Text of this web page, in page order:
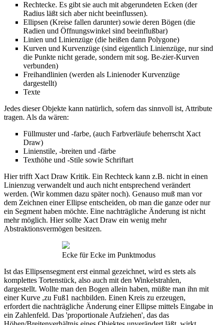
Rechtecke. Es gibt sie auch mit abgerundeten Ecken (der
Radius läßt sich aber nicht beeinflussen).
Ellipsen (Kreise fallen darunter) sowie deren Bögen (die
Radien und Öffnungswinkel sind beeinflußbar)
Linien und Linienzüge (die heißen dann Polygone)
Kurven und Kurvenzüge (sind eigentlich Linienzüge, nur sind
die Punkte nicht gerade, sondern mit sog. Be-zier-Kurven
verbunden)
Freihandlinien (werden als Linienoder Kurvenzüge
dargestellt)
Texte
Jedes dieser Objekte kann natürlich, sofern das sinnvoll ist, Attribute
tragen. Als da wären:
Füllmuster und -farbe, (auch Farbverläufe beherrscht Xact
Draw)
Linienstile, -breiten und -färbe
Texthöhe und -Stile sowie Schriftart
Hier trifft Xact Draw Kritik. Ein Rechteck kann z.B. nicht in einen
Linienzug verwandelt und auch nicht entsprechend verändert
werden. (Wir kommen dazu später noch). Genauso muß man vor
dem Zeichnen einer Ellipse entscheiden, ob man die ganze oder nur
ein Segment haben möchte. Eine nachträgliche Änderung ist nicht
mehr möglich. Hier sollte Xact Draw ein wenig mehr
Abstraktionsvermögen besitzen.
Ecke für Ecke im Punktmodus
Ist das Ellipsensegment erst einmal gezeichnet, wird es stets als
komplettes Tortenstück, also auch mit den Winkelstrahlen,
dargestellt. Wollte man den Bogen allein haben, müßte man ihn mit
einer Kurve ,zu Fuß1 nachbilden. Einen Kreis zu erzeugen,
erfordert die nachträgliche Änderung einer Ellipse mittels Eingabe in
ein Zahlenfeld. Das 'proportionale Aufziehen', das das